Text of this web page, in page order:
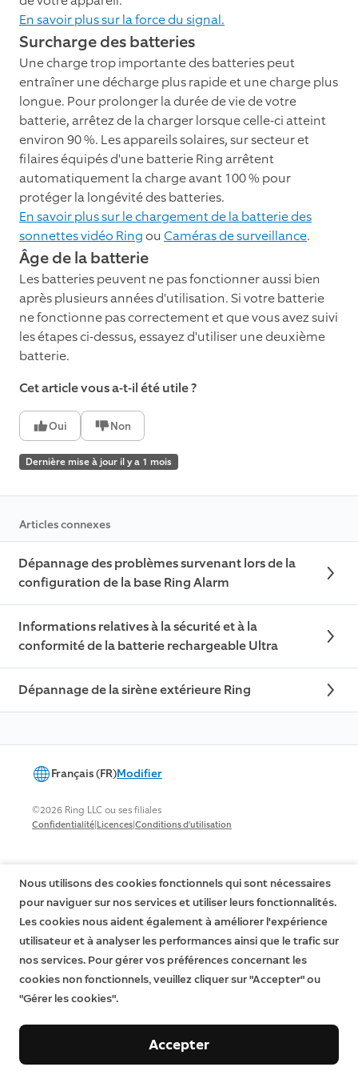
En savoir plus sur la force du signal.
Surcharge des batteries
Une charge trop importante des batteries peut
entraîner une décharge plus rapide et une charge plus
longue. Pour prolonger la durée de vie de votre
batterie, arrêtez de la charger lorsque celle-ci atteint
environ 90 %. Les appareils solaires, sur secteur et
filaires équipés d'une batterie Ring arrêtent
automatiquement la charge avant 100 % pour
protéger la longévité des batteries.
En savoir plus sur le chargement de la batterie des
sonnettes vidéo Ringou Caméras de surveillance.
Âge de la batterie
Les batteries peuvent ne pas fonctionner aussi bien
après plusieurs années d'utilisation. Si votre batterie
ne fonctionne pas correctement et que vous avez suivi
les étapes ci-dessus, essayez d'utiliser une deuxième
batterie.
Cet article vous a-t-il été utile ?
Oui Non
Dernière mise à jour il y a 1 mois
Articles connexes
Dépannage des problèmes survenant lors de la
configuration de la base Ring Alarm
Informations relatives à la sécurité et à la
conformité de la batterie rechargeable Ultra
Dépannage de la sirène extérieure Ring
Français (FR)Modifier
©2026 Ring LLC ou ses filiales
Confidentialité|Licences|Conditions d'utilisation
Nous utilisons des cookies fonctionnels qui sont nécessaires
pour naviguer sur nos services et utiliser leurs fonctionnalités.
Les cookies nous aident également à améliorer l'expérience
utilisateur et à analyser les performances ainsi que le trafic sur
nos services. Pour gérer vos préférences concernant les
cookies non fonctionnels, veuillez cliquer sur "Accepter" ou
"Gérer les cookies".
Accepter